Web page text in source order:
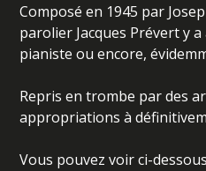
Composé en 1945 par
parolier Jacques Prévert y
pianiste ou encore,
Repris en trombe par des
appropriations à
Vous pouvez voir ci-